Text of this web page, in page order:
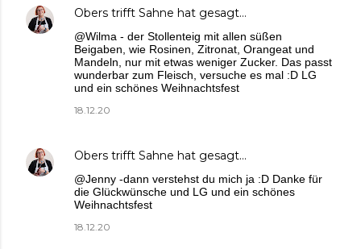
Obers trifft Sahne hat gesagt…
@Wilma - der Stollenteig mit allen süßen
Beigaben, wie Rosinen, Zitronat, Orangeat und
Mandeln, nur mit etwas weniger Zucker. Das passt
wunderbar zum Fleisch, versuche es mal :D LG
und ein schönes Weihnachtsfest
18.12.20
Obers trifft Sahne hat gesagt…
@Jenny -dann verstehst du mich ja :D Danke für
die Glückwünsche und LG und ein schönes
Weihnachtsfest
18.12.20